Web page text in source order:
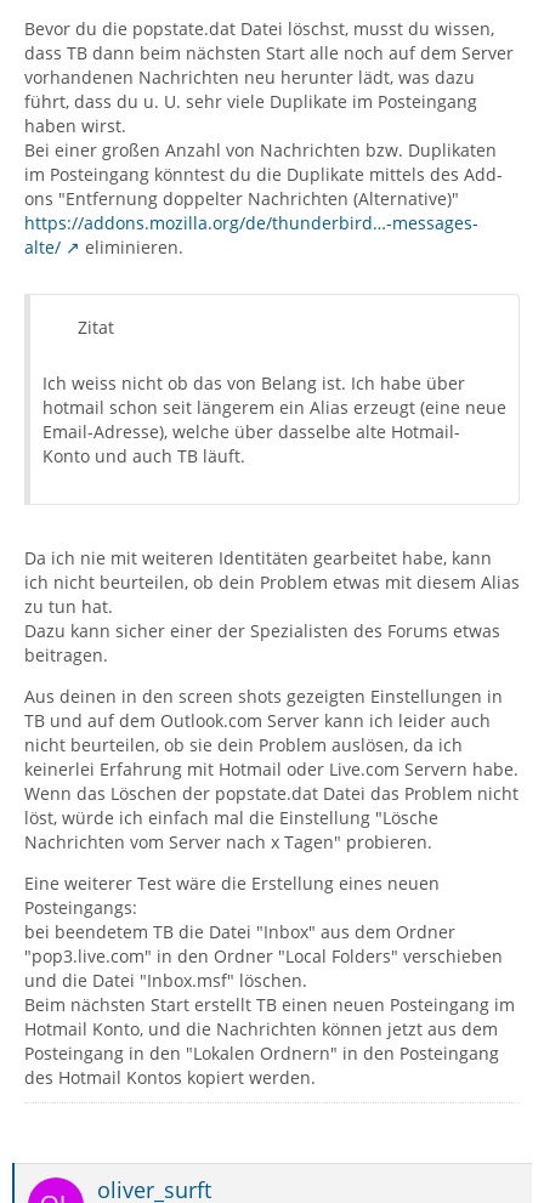
Bevor du die popstate.dat Datei löschst, musst du wissen,
dass TB dann beim nächsten Start alle noch auf dem Server
vorhandenen Nachrichten neu herunter lädt, was dazu
führt, dass du u. U. sehr viele Duplikate im Posteingang
haben wirst.
Bei einer großen Anzahl von Nachrichten bzw. Duplikaten
im Posteingang könntest du die Duplikate mittels des Add-
ons "Entfernung doppelter Nachrichten (Alternative)"
https://addons.mozilla.org/de/thunderbird…-messages-
alte/
eliminieren.
Zitat
Ich weiss nicht ob das von Belang ist. Ich habe über
hotmail schon seit längerem ein Alias erzeugt (eine neue
Email-Adresse), welche über dasselbe alte Hotmail-
Konto und auch TB läuft.
Da ich nie mit weiteren Identitäten gearbeitet habe, kann
ich nicht beurteilen, ob dein Problem etwas mit diesem Alias
zu tun hat.
Dazu kann sicher einer der Spezialisten des Forums etwas
beitragen.
Aus deinen in den screen shots gezeigten Einstellungen in
TB und auf dem Outlook.com Server kann ich leider auch
nicht beurteilen, ob sie dein Problem auslösen, da ich
keinerlei Erfahrung mit Hotmail oder Live.com Servern habe.
Wenn das Löschen der popstate.dat Datei das Problem nicht
löst, würde ich einfach mal die Einstellung "Lösche
Nachrichten vom Server nach x Tagen" probieren.
Eine weiterer Test wäre die Erstellung eines neuen
Posteingangs:
bei beendetem TB die Datei "Inbox" aus dem Ordner
"pop3.live.com" in den Ordner "Local Folders" verschieben
und die Datei "Inbox.msf" löschen.
Beim nächsten Start erstellt TB einen neuen Posteingang im
Hotmail Konto, und die Nachrichten können jetzt aus dem
Posteingang in den "Lokalen Ordnern" in den Posteingang
des Hotmail Kontos kopiert werden.
oliver_surft